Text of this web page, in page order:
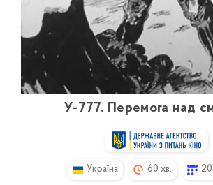
У-777. Перемога над
Україна 60 хв.